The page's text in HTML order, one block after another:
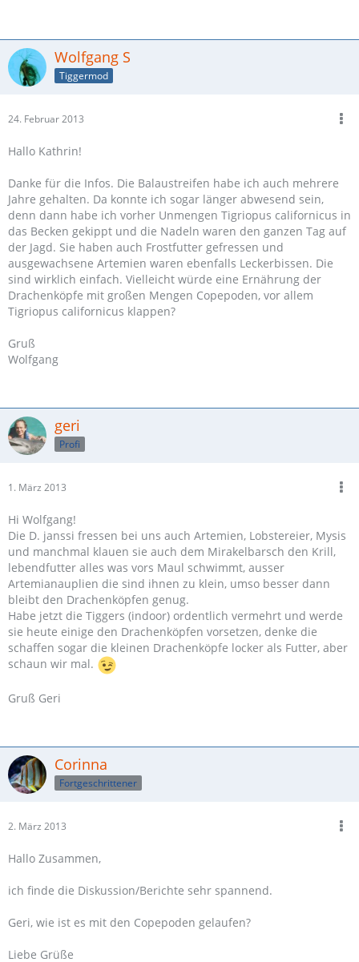
Wolfgang S
Tiggermod
24. Februar 2013
Hallo Kathrin!
Danke für die Infos. Die Balaustreifen habe ich auch mehrere
Jahre gehalten. Da konnte ich sogar länger abwesend sein,
denn dann habe ich vorher Unmengen Tigriopus californicus in
das Becken gekippt und die Nadeln waren den ganzen Tag auf
der Jagd. Sie haben auch Frostfutter gefressen und
ausgewachsene Artemien waren ebenfalls Leckerbissen. Die
sind wirklich einfach. Vielleicht würde eine Ernährung der
Drachenköpfe mit großen Mengen Copepoden, vor allem
Tigriopus californicus klappen?
Gruß
Wolfgang
geri
Profi
1. März 2013
Hi Wolfgang!
Die D. janssi fressen bei uns auch Artemien, Lobstereier, Mysis
und manchmal klauen sie auch dem Mirakelbarsch den Krill,
lebendfutter alles was vors Maul schwimmt, ausser
Artemianauplien die sind ihnen zu klein, umso besser dann
bleibt den Drachenköpfen genug.
Habe jetzt die Tiggers (indoor) ordentlich vermehrt und werde
sie heute einige den Drachenköpfen vorsetzen, denke die
schaffen sogar die kleinen Drachenköpfe locker als Futter, aber
schaun wir mal.
Gruß Geri
Corinna
Fortgeschrittener
2. März 2013
Hallo Zusammen,
ich finde die Diskussion/Berichte sehr spannend.
Geri, wie ist es mit den Copepoden gelaufen?
Liebe Grüße